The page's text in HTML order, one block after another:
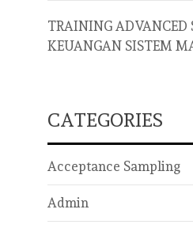
TRAINING ADVANCED
KEUANGAN SISTEM
CATEGORIES
Acceptance Sampling
Admin